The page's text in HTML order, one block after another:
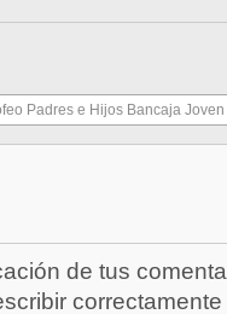
Padres e Hijos Bancaja Joven
de tus